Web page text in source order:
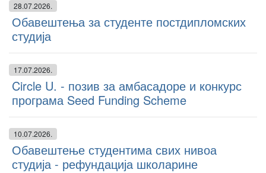
28.07.2026.
Обавештења за студенте постдипломских
студија
17.07.2026.
Circle U. - позив за амбасадоре и конкурс
програма Seed Funding Scheme
10.07.2026.
Обавештење студентима свих нивоа
студија - рефундација школарине